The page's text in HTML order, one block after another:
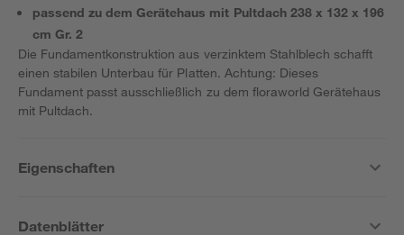
passend zu dem Gerätehaus mit Pultdach 238 x 132 x 196
cm Gr. 2
Die Fundamentkonstruktion aus verzinktem Stahlblech schafft
einen stabilen Unterbau für Platten. Achtung: Dieses
Fundament passt ausschließlich zu dem floraworld Gerätehaus
mit Pultdach.
Eigenschaften
Datenblätter